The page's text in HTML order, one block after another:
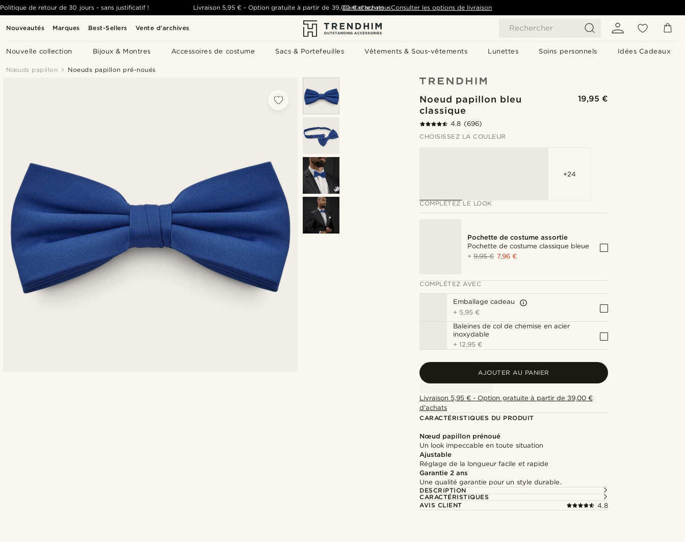
Nouveautés Marques Best-Sellers Vente d'archives Rechercher
Nouvelle collection Bijoux & Montres Accessoires de costume Sacs & Portefeuilles Vêtements & Sous-vêtements Lunettes Soins personnels Idées Cadeaux
Politique de retour de 30 jours - sans justificatif ! Livraison 5,95 € -Option gratuite à partir de 39,00 € d'achats- Consulter les options de livraison
Contactez-nous
Nœuds papillon Noeuds papillon pré-noués
Noeud papillon bleu
classique
19,95 €
4.8 (696)
CHOISISSEZ LA COULEUR
+24
COMPLÉTEZ LE LOOK
Pochette de costume assortie
Pochette de costume classique bleue
+9,95 € 7,96 €
COMPLÉTEZ AVEC
Emballage cadeau
+ 5,95 €
Baleines de col de chemise en acier
inoxydable
+12,95 €
AJOUTER AU PANIER
Livraison 5,95 € - Option gratuite à partir de 39,00 €
d'achats
CARACTÉRISTIQUES DU PRODUIT
Nœud papillon prénoué
Un look impeccable en toute situation
Ajustable
Réglage de la longueur facile et rapide
Garantie 2 ans
Une qualité garantie pour un style durable.
DESCRIPTION
CARACTÉRISTIQUES
AVIS CLIENT
4.8